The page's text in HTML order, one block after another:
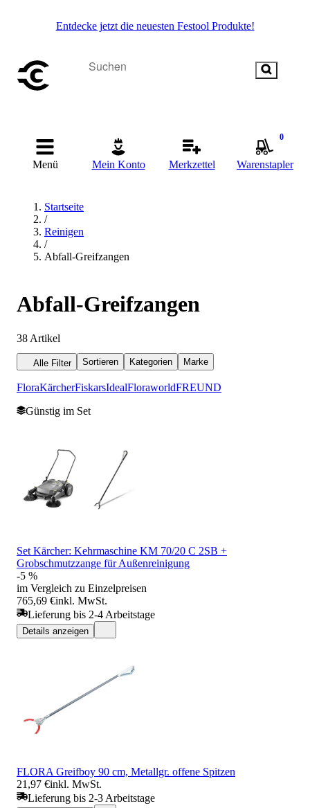
Entdecke jetzt die neuesten Festool Produkte!
Menü Mein Konto Merkzettel
0
Warenstapler
Startseite
/
Reinigen
/
Abfall-Greifzangen
Abfall-Greifzangen
38 Artikel
Alle Filter Sortieren Kategorien Marke
FloraKärcherFiskarsIdealFloraworldFREUND
Günstig im Set
Set Kärcher: Kehrmaschine KM 70/20 C 2SB +
Grobschmutzzange für Außenreinigung
-5 %
im Vergleich zu Einzelpreisen
765,69 €inkl. MwSt.
Lieferung bis 2-4 Arbeitstage
Details anzeigen
FLORA Greifboy 90 cm, Metallgr. offene Spitzen
21,97 €inkl. MwSt.
Lieferung bis 2-3 Arbeitstage